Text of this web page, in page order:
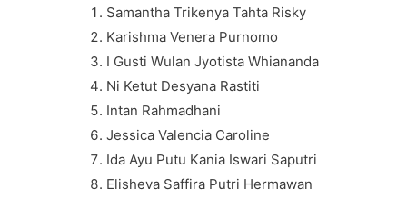
o
o
k
p
p
m
Samantha Trikenya Tahta Risky
Karishma Venera Purnomo
I Gusti Wulan Jyotista Whiananda
Ni Ketut Desyana Rastiti
Intan Rahmadhani
Jessica Valencia Caroline
Ida Ayu Putu Kania Iswari Saputri
Elisheva Saffira Putri Hermawan